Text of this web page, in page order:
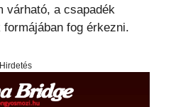
várható, a csapadék
fog érkezni.